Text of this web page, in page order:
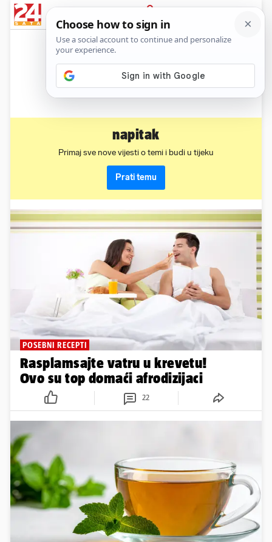
PRIJAVA
News
napitak
Primaj sve nove vijesti o temi i budi u tijeku
Prati temu
POSEBNI RECEPTI
Rasplamsajte vatru u krevetu!
Ovo su top domaći afrodizijaci
22